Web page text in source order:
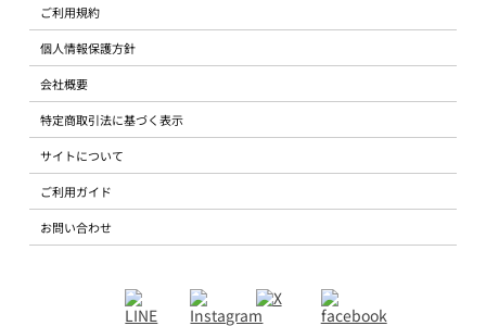
ご利用規約
個人情報保護方針
会社概要
特定商取引法に基づく表示
サイトについて
ご利用ガイド
お問い合わせ